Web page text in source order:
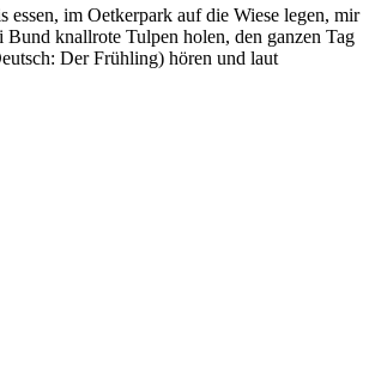
essen, im Oetkerpark auf die Wiese legen, mir
knallrote Tulpen holen, den ganzen Tag
Der Frühling) hören und laut